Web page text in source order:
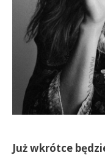
Już wkrótce